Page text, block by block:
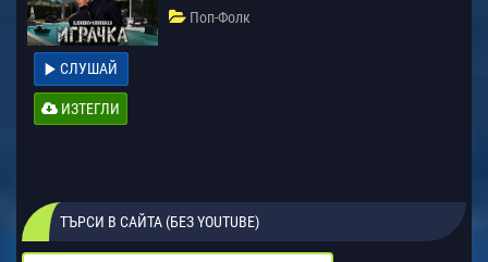
Поп-Фолк
СЛУШАЙ
ИЗТЕГЛИ
ТЪРСИ В САЙТА (БЕЗ YOUTUBE)